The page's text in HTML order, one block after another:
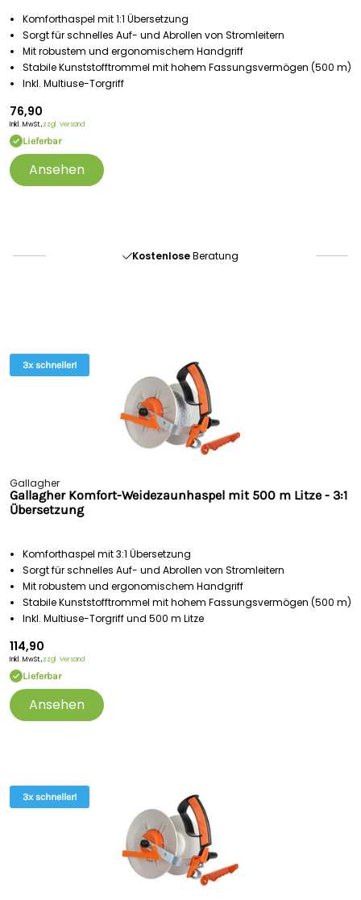
Komforthaspel mit 1:1 Übersetzung
Sorgt für schnelles Auf- und Abrollen von Stromleitern
Mit robustem und ergonomischem Handgriff
Stabile Kunststofftrommel mit hohem Fassungsvermögen (500 m)
Inkl. Multiuse-Torgriff
76,90
Inkl. MwSt.,zzgl. Versand
Lieferbar
AnsehenPortofrei
KostenloseBeratung
3x schneller!
Gallagher
Gallagher Komfort-Weidezaunhaspel mit 500 m Litze - 3:1
Übersetzung
Komforthaspel mit 3:1 Übersetzung
Sorgt für schnelles Auf- und Abrollen von Stromleitern
Mit robustem und ergonomischem Handgriff
Stabile Kunststofftrommel mit hohem Fassungsvermögen (500 m)
Inkl. Multiuse-Torgriff und 500 m Litze
114,90
Inkl. MwSt.,zzgl. Versand
Lieferbar
Ansehen
3x schneller!